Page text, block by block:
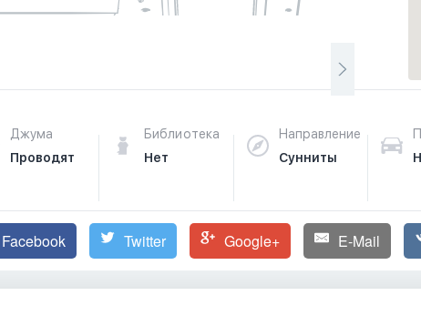
Джума
Проводят
Библиотека
Нет
Направление
Сунниты
Facebook Twitter Google+ E-Mail